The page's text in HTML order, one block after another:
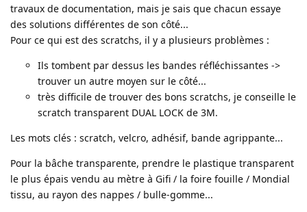
travaux de documentation, mais je sais que chacun essaye
des solutions différentes de son côté...
Pour ce qui est des scratchs, il y a plusieurs problèmes :
Ils tombent par dessus les bandes réfléchissantes ->
trouver un autre moyen sur le côté...
très difficile de trouver des bons scratchs, je conseille le
scratch transparent DUAL LOCK de 3M.
Les mots clés : scratch, velcro, adhésif, bande agrippante...
Pour la bâche transparente, prendre le plastique transparent
le plus épais vendu au mètre à Gifi / la foire fouille / Mondial
tissu, au rayon des nappes / bulle-gomme...